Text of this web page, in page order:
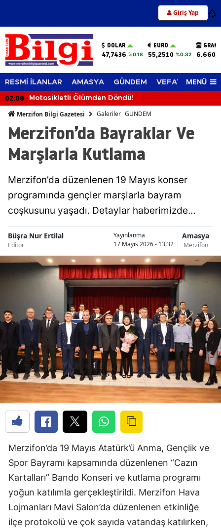
Giriş Yap 12
DOLAR
47,7436 %0.18
EURO
55,2510 %0.32
RESMİ İLANLAR AMASYA GÜNDEM VEFAT EDENLER
MENÜ
02:08 Motosikletli Ölümden Döndü!
Merzifon Bilgi Gazetesi Galeriler GÜNDEM
Merzifon’da Bayraklar Ve
Marşlarla Kutlama
Merzifon’da düzenlenen 19 Mayıs konser
programında gençler marşlarla bayram
coşkusunu yaşadı. Detaylar haberimizde…
Büşra Nur Ertilal
Editör
Yayınlanma
17 Mayıs 2026 - 13:32
Amasya
Merzifon
Merzifon’da 19 Mayıs Atatürk’ü Anma, Gençlik ve
Spor Bayramı kapsamında düzenlenen “Cazın
Kartalları” Bando Konseri ve kutlama programı
yoğun katılımla gerçekleştirildi. Merzifon Hava
Lojmanları Mavi Salon’da düzenlenen etkinliğe
ilçe protokolü ve çok sayıda vatandaş katılırken,